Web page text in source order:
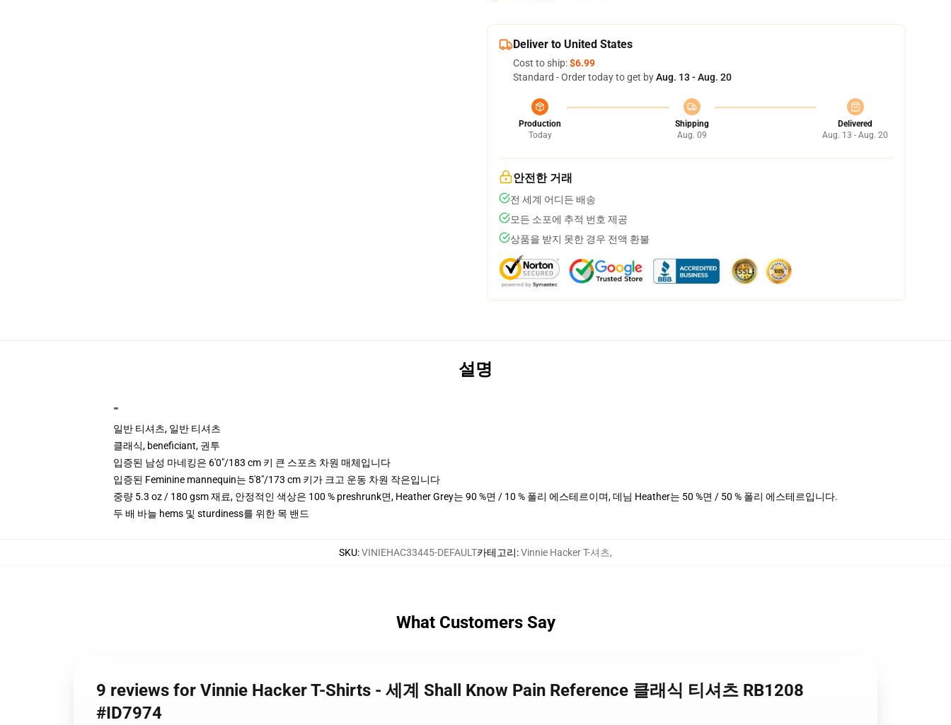
Deliver to United States
Cost to ship:$6.99
Standard - Order today to get byAug. 13 - Aug. 20
Production
Today
Shipping
Aug. 09
Delivered
Aug. 13 - Aug. 20
안전한 거래
전 세계 어디든 배송
모든 소포에 추적 번호 제공
상품을 받지 못한 경우 전액 환불
설명
""
일반 티셔츠, 일반 티셔츠
클래식, beneficiant, 권투
입증된 남성 마네킹은 6'0"/183 cm 키 큰 스포츠 차원 매체입니다
입증된 Feminine mannequin는 5'8"/173 cm 키가 크고 운동 차원 작은입니다
중량 5.3 oz / 180 gsm 재료, 안정적인 색상은 100 % preshrunk면, Heather Grey는 90 %면 / 10 % 폴리 에스테르이며, 데님 Heather는 50 %면 / 50 % 폴리 에스테르입니다.
두 배 바늘 hems 및 sturdiness를 위한 목 밴드
SKU:VINIEHAC33445-DEFAULT카테고리:Vinnie Hacker T-셔츠,
What Customers Say
9 reviews for Vinnie Hacker T-Shirts - 세계 Shall Know Pain Reference 클래식 티셔츠 RB1208
#ID7974